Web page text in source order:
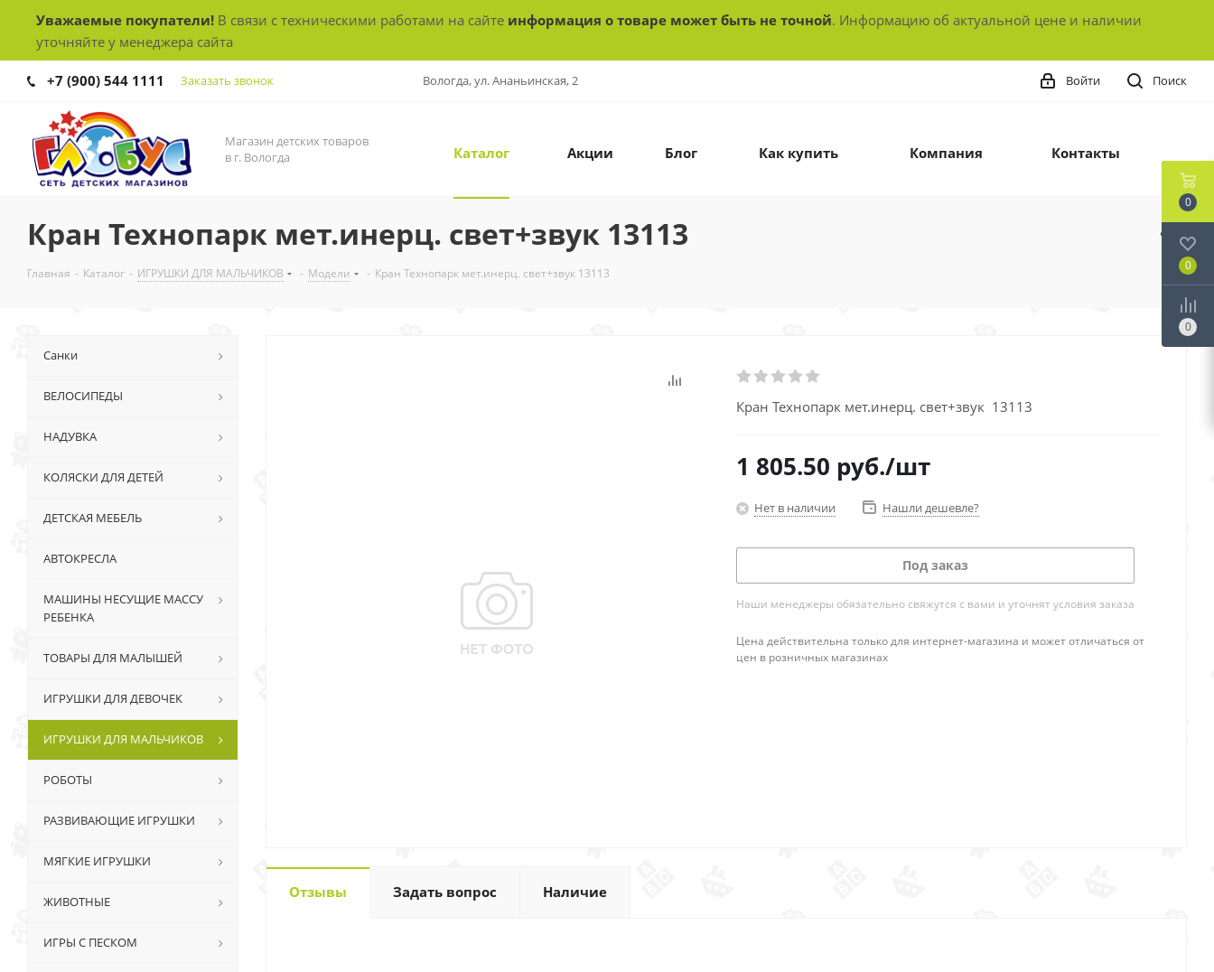
Уважаемые покупатели! В связи с техническими работами на сайте информация о товаре может быть не точной. Информацию об актуальной цене и наличии
уточняйте у менеджера сайта
+7 (900) 544 1111 Заказать звонок Вологда, ул. Ананьинская, 2 Поиск
Войти
Магазин детских товаров
в г. Вологда
Каталог Акции Блог Как купить Компания Контакты
Кран Технопарк мет.инерц. свет+звук 13113
Главная - Каталог - ИГРУШКИ ДЛЯ МАЛЬЧИКОВ - Модели - Кран Технопарк мет.инерц. свет+звук 13113
Кран Технопарк мет.инерц. свет+звук 13113
1 805.50 руб./шт
Нет в наличии Нашли дешевле?
Под заказ
Наши менеджеры обязательно свяжутся с вами и уточнят условия заказа
Цена действительна только для интернет-магазина и может отличаться от
цен в розничных магазинах
Отзывы Задать вопрос Наличие
Санки
ВЕЛОСИПЕДЫ
НАДУВКА
КОЛЯСКИ ДЛЯ ДЕТЕЙ
ДЕТСКАЯ МЕБЕЛЬ
АВТОКРЕСЛА
МАШИНЫ НЕСУЩИЕ МАССУ
РЕБЕНКА
ТОВАРЫ ДЛЯ МАЛЫШЕЙ
ИГРУШКИ ДЛЯ ДЕВОЧЕК
ИГРУШКИ ДЛЯ МАЛЬЧИКОВ
РОБОТЫ
РАЗВИВАЮЩИЕ ИГРУШКИ
МЯГКИЕ ИГРУШКИ
ЖИВОТНЫЕ
ИГРЫ С ПЕСКОМ
0
0
0